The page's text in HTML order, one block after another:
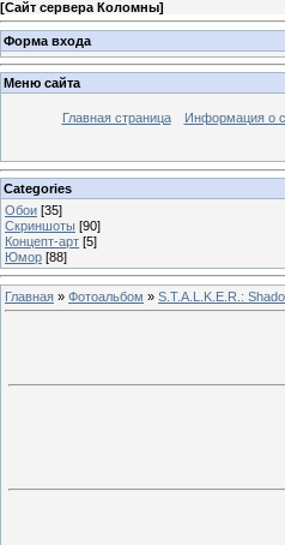
[Сайт сервера Коломны]
Форма входа
Меню сайта
Главная страница Информация о
Categories
Обои [35]
Скриншоты [90]
Концепт-арт [5]
Юмор [88]
Главная » Фотоальбом » S.T.A.L.K.E.R.: